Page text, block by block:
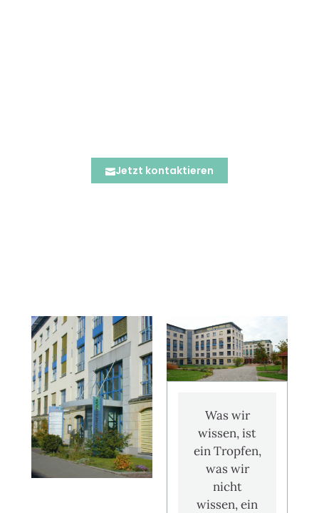
Jetzt kontaktieren
Was wir
wissen, ist
ein Tropfen,
was wir
nicht
wissen, ein